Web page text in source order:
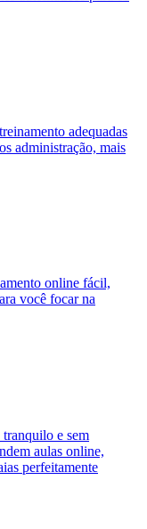
adequadas
administração, mais
online fácil,
você focar na
e sem
aulas online,
perfeitamente